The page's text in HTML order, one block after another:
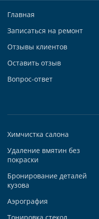
121059, г. Москва, ул.
+7 (495) 927-56-51
Telegram
Заказать звонок
Построить маршрут
Главная
Записаться на ремонт
Отзывы клиентов
Оставить отзыв
Вопрос-ответ
Химчистка салона
Удаление вмятин без
покраски
Бронирование деталей
кузова
Аэрография